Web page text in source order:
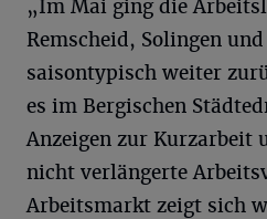
„Im Mai ging die
Remscheid, Solingen
saisontypisch weiter
es im Bergischen
Anzeigen zur Kurzarbeit
nicht verlängerte
Arbeitsmarkt zeigt sich